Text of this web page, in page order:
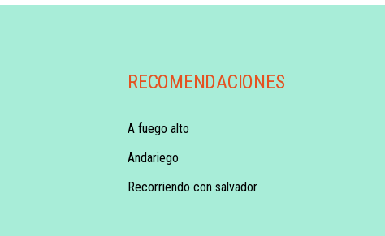
RECOMENDACIONES
A fuego alto
Andariego
Recorriendo con salvador